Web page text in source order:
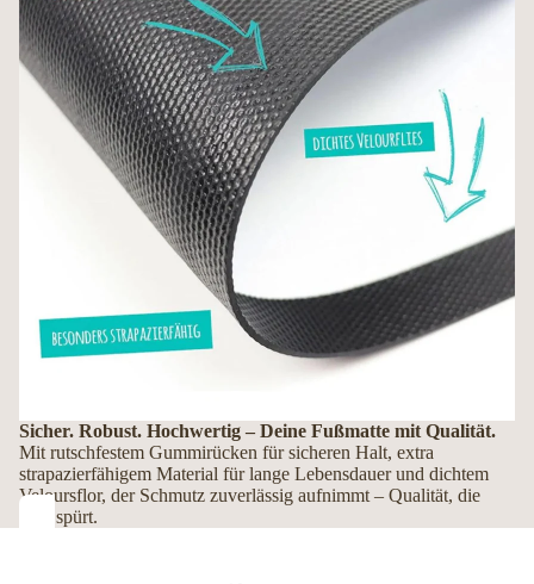
Sicher. Robust. Hochwertig – Deine Fußmatte mit Qualität.
Mit rutschfestem Gummirücken für sicheren Halt, extra
strapazierfähigem Material für lange Lebensdauer und dichtem
Veloursflor, der Schmutz zuverlässig aufnimmt – Qualität, die
man spürt.